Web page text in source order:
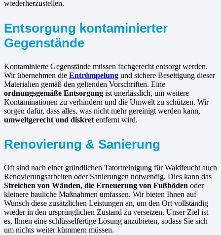
wiederherzustellen.
Entsorgung kontaminierter
Gegenstände
Kontaminierte Gegenstände müssen fachgerecht entsorgt werden.
Wir übernehmen die Entrümpelung und sichere Beseitigung dieser
Materialien gemäß den geltenden Vorschriften. Eine
ordnungsgemäße Entsorgung ist unerlässlich, um weitere
Kontaminationen zu verhindern und die Umwelt zu schützen. Wir
sorgen dafür, dass alles, was nicht mehr gereinigt werden kann,
umweltgerecht und diskret entfernt wird.
Renovierung & Sanierung
Oft sind nach einer gründlichen Tatortreinigung für Waldfeucht auch
Renovierungsarbeiten oder Sanierungen notwendig. Dies kann das
Streichen von Wänden, die Erneuerung von Fußböden oder
kleinere bauliche Maßnahmen umfassen. Wir bieten Ihnen auf
Wunsch diese zusätzlichen Leistungen an, um den Ort vollständig
wieder in den ursprünglichen Zustand zu versetzen. Unser Ziel ist
es, Ihnen eine schlüsselfertige Lösung anzubieten, sodass Sie sich
um nichts weiter kümmern müssen.